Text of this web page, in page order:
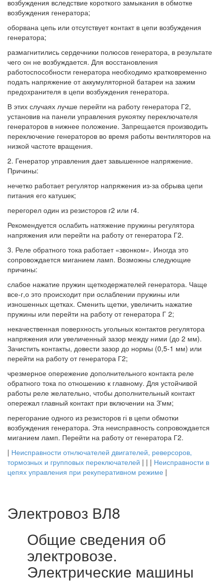
возбуждения вследствие короткого замыкания в обмотке
возбуждения генератора;
оборвана цепь или отсутствует контакт в цепи возбуждения
генератора;
размагнитились сердечники полюсов генератора, в результате
чего он не возбуждается. Для восстановления
работоспособности генератора необходимо кратковременно
подать напряжение от аккумуляторной батареи на зажим
предохранителя в цепи возбуждения генератора.
В этих случаях лучше перейти на работу генератора Г2,
установив на панели управления рукоятку переключателя
генераторов в нижнее положение. Запрещается производить
переключение генераторов во время работы вентиляторов на
низкой частоте вращения.
2. Генератор управления дает завышенное напряжение.
Причины:
нечетко работает регулятор напряжения из-за обрыва цепи
питания его катушек;
перегорел один из резисторов г2 или г4.
Рекомендуется ослабить натяжение пружины регулятора
напряжения или перейти на работу от генератора Г2.
3. Реле обратного тока работает «звонком». Иногда это
сопровождается миганием ламп. Возможны следующие
причины:
слабое нажатие пружин щеткодержателей генератора. Чаще
все-г,о это происходит при ослаблении пружины или
изношенных щетках. Сменить щетки, увеличить нажатие
пружины или перейти на работу от генератора Г 2;
некачественная поверхность угольных контактов регулятора
напряжения или увеличенный зазор между ними (до 2 мм).
Зачистить контакты, довести зазор до нормы (0,5-1 мм) или
перейти на работу от генератора Г2;
чрезмерное опережение дополнительного контакта реле
обратного тока по отношению к главному. Для устойчивой
работы реле желательно, чтобы дополнительный контакт
опережал главный контакт при включении на З'мм;
перегорание одного из резисторов гі в цепи обмотки
возбуждения генератора. Эта неисправность сопровождается
миганием ламп. Перейти на работу от генератора Г2.
| Неисправности отнлючателей двигателей, реверсоров,
тормозных и групповых переключателей | | | Неисправности в
цепях управления при рекуперативном режиме |
Электровоз ВЛ8
Общие сведения об
электровозе.
Электрические машины